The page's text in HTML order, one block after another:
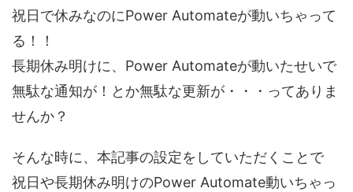
祝日で休みなのにPower Automateが動いちゃって
る！！
長期休み明けに、Power Automateが動いたせいで
無駄な通知が！とか無駄な更新が・・・ってありま
せんか？
そんな時に、本記事の設定をしていただくことで
祝日や長期休み明けのPower Automate動いちゃっ